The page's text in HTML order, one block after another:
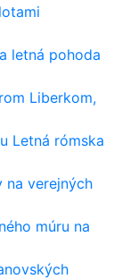
letná pohoda
Liberkom,
Letná rómska
na verejných
múru na